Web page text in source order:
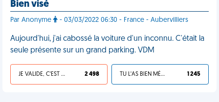
Bien visé
Par Anonyme - 03/03/2022 06:30 - France - Aubervilliers
Aujourd'hui, j'ai cabossé la voiture d'un inconnu. C'était la
seule présente sur un grand parking. VDM
JE VALIDE, C'EST UNE VDM 2 498 TU L'AS BIEN MÉRITÉ 1 245